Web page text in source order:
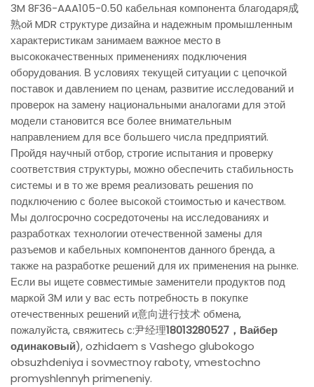
3M 8F36-AAA105-0.50 кабельная компонента благодаря成
熟ой MDR структуре дизайна и надежным промышленным
характеристикам занимаем важное место в
высококачественных применениях подключения
оборудования. В условиях текущей ситуации с цепочкой
поставок и давлением по ценам, развитие исследований и
проверок на замену национальными аналогами для этой
модели становится все более внимательным
направлением для все большего числа предприятий.
Пройдя научный отбор, строгие испытания и проверку
соответствия структуры, можно обеспечить стабильность
системы и в то же время реализовать решения по
подключению с более высокой стоимостью и качеством.
Мы долгосрочно сосредоточены на исследованиях и
разработках технологии отечественной замены для
разъемов и кабельных компонентов данного бренда, а
также на разработке решений для их применения на рынке.
Если вы ищете совместимые заменители продуктов под
маркой 3M или у вас есть потребность в покупке
отечественных решений и意向进行技术 обмена,
пожалуйста, свяжитесь с:尹经理18013280527，Вайбер
одинаковый), ozhidaem s Vashego glubokogo
obsuzhdeniya i sovместnoy raboty, vmestochno
promyshlennyh primeneniy.